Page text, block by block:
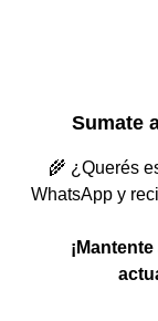
Sumate
🌾 ¿Querés
WhatsApp y